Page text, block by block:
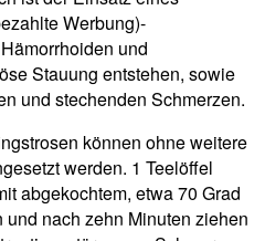
Werbung)-
und
Stauung entstehen, sowie
und stechenden Schmerzen.
können ohne weitere
werden. 1 Teelöffel
abgekochtem, etwa 70 Grad
nach zehn Minuten ziehen